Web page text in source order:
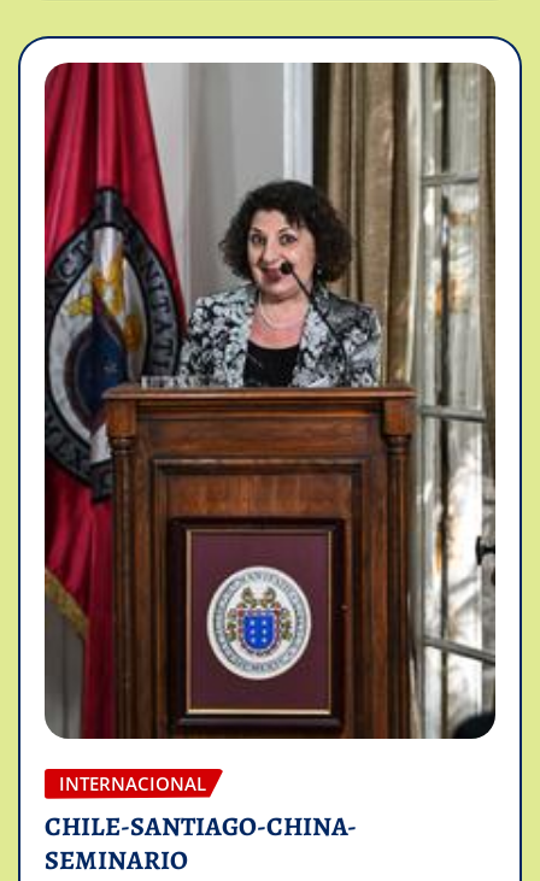
INTERNACIONAL
CHILE-SANTIAGO-CHINA-
SEMINARIO